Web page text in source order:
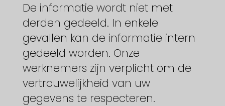
De informatie wordt niet met
derden gedeeld. In enkele
gevallen kan de informatie intern
gedeeld worden. Onze
werknemers zijn verplicht om de
vertrouwelijkheid van uw
gegevens te respecteren.